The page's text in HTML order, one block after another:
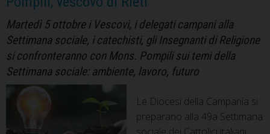
Martedì 5 ottobre i Vescovi, i delegati campani alla
Settimana sociale, i catechisti, gli Insegnanti di Religione
si confronteranno con Mons. Pompili sui temi della
Settimana sociale: ambiente, lavoro, futuro
Le Diocesi della Campania si
preparano alla 49a Settimana